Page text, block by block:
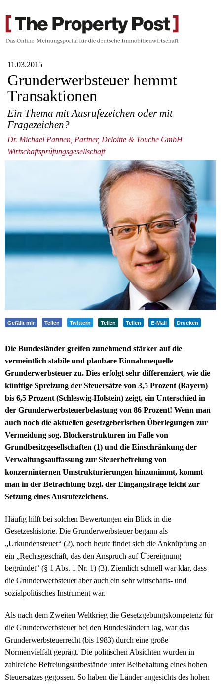
11.03.2015
Grunderwerbsteuer hemmt
Transaktionen
Ein Thema mit Ausrufezeichen oder mit
Fragezeichen?
Dr. Michael Pannen, Partner, Deloitte & Touche GmbH
Wirtschaftsprüfungsgesellschaft
Gefällt mir Teilen Twittern Teilen Teilen E-Mail Drucken
Die Bundesländer greifen zunehmend stärker auf die
vermeintlich stabile und planbare Einnahmequelle
Grunderwerbsteuer zu. Dies erfolgt sehr differenziert, wie die
künftige Spreizung der Steuersätze von 3,5 Prozent (Bayern)
bis 6,5 Prozent (Schleswig-Holstein) zeigt, ein Unterschied in
der Grunderwerbsteuerbelastung von 86 Prozent! Wenn man
auch noch die aktuellen gesetzgeberischen Überlegungen zur
Vermeidung sog. Blockerstrukturen im Falle von
Grundbesitzgesellschaften (1) und die Einschränkung der
Verwaltungsauffassung zur Steuerbefreiung von
konzerninternen Umstrukturierungen hinzunimmt, kommt
man in der Betrachtung bzgl. der Eingangsfrage leicht zur
Setzung eines Ausrufezeichens.
Häufig hilft bei solchen Bewertungen ein Blick in die
Gesetzeshistorie. Die Grunderwerbsteuer begann als
„Urkundensteuer“ (2), noch heute findet sich die Anknüpfung an
ein „Rechtsgeschäft, das den Anspruch auf Übereignung
begründet“ (§ 1 Abs. 1 Nr. 1) (3). Ziemlich schnell war klar, dass
die Grunderwerbsteuer aber auch ein sehr wirtschafts- und
sozialpolitisches Instrument war.
Als nach dem Zweiten Weltkrieg die Gesetzgebungskompetenz für
die Grunderwerbsteuer bei den Bundesländern lag, war das
Grunderwerbsteuerrecht (bis 1983) durch eine große
Normenvielfalt geprägt. Die politischen Absichten wurden in
zahlreiche Befreiungstatbestände unter Beibehaltung eines hohen
Steuersatzes gegossen. So haben die Länder angesichts des hohen